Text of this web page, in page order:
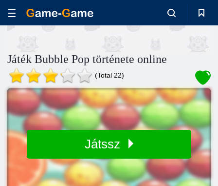
Játék Bubble Pop története online
(Total 22)
Játssz